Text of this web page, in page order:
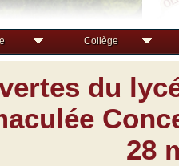
Collège
du
28